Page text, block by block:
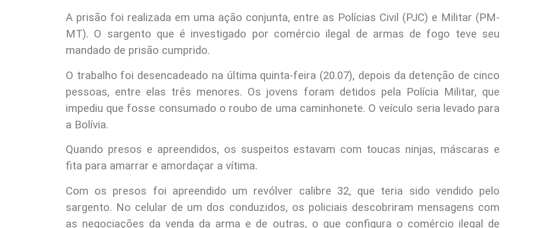
A prisão foi realizada em uma ação conjunta, entre as Polícias Civil (PJC) e Militar (PM-
MT). O sargento que é investigado por comércio ilegal de armas de fogo teve seu
mandado de prisão cumprido.
O trabalho foi desencadeado na última quinta-feira (20.07), depois da detenção de cinco
pessoas, entre elas três menores. Os jovens foram detidos pela Polícia Militar, que
impediu que fosse consumado o roubo de uma caminhonete. O veículo seria levado para
a Bolívia.
Quando presos e apreendidos, os suspeitos estavam com toucas ninjas, máscaras e
fita para amarrar e amordaçar a vítima.
Com os presos foi apreendido um revólver calibre 32, que teria sido vendido pelo
sargento. No celular de um dos conduzidos, os policiais descobriram mensagens com
as negociações da venda da arma e de outras, o que configura o comércio ilegal de